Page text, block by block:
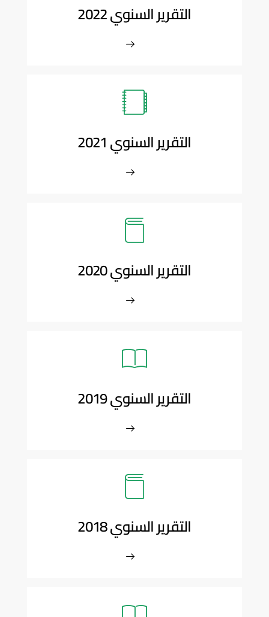
التقرير السنوي 2022
التقرير السنوي 2021
التقرير السنوي 2020
التقرير السنوي 2019
التقرير السنوي 2018